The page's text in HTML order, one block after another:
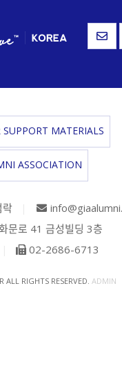
MATERIALS
ASSOCIATION
락
문로 41 금성빌딩 3층
02-2686-6713
RIGHTS RESERVED. ADMIN